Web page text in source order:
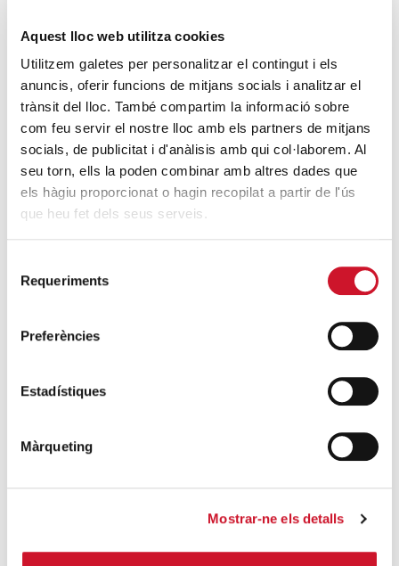
Aquest lloc web utilitza cookies
Utilitzem galetes per personalitzar el contingut i els
anuncis, oferir funcions de mitjans socials i analitzar el
trànsit del lloc. També compartim la informació sobre
com feu servir el nostre lloc amb els partners de mitjans
socials, de publicitat i d'anàlisis amb qui col·laborem. Al
seu torn, ells la poden combinar amb altres dades que
els hàgiu proporcionat o hagin recopilat a partir de l'ús
que heu fet dels seus serveis.
Requeriments
Preferències
Estadístiques
Màrqueting
Mostrar-ne els detalls
La campana que canvia vides
SEGUEIX LLEGINT
El voluntariat, una oportunitat per fer
créixer el Maresme
SEGUEIX LLEGINT
Campanyes solidàries